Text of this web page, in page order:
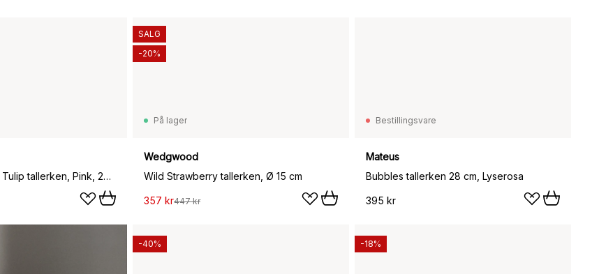
Madelen Möllard Tulip tallerken, Pink, 28 cm
På lager
Wedgwood
Wild Strawberry tallerken, Ø 15 cm
357 kr447 kr
SALG
-20%
Bestillingsvare
Mateus
Bubbles tallerken 28 cm, Lyserosa
395 kr
-40% -18%